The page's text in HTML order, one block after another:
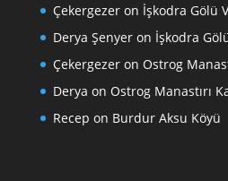
Çekergezeron İşkodra Gölü
Derya Şenyeron İşkodra
Çekergezeron Ostrog
Derya on Ostrog Manastırı
Recep on Burdur Aksu Köyü